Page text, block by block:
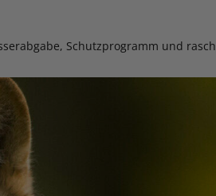
Schutzprogramm und